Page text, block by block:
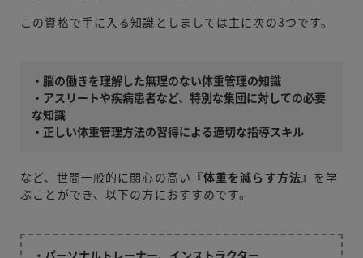
この資格で手に入る知識としましては主に次の3つです。
・脳の働きを理解した無理のない体重管理の知識
・アスリートや疾病患者など、特別な集団に対しての必要
な知識
・正しい体重管理方法の習得による適切な指導スキル
など、世間一般的に関心の高い 『体重を減らす方法』 を学
ぶことができ、以下の方におすすめです。